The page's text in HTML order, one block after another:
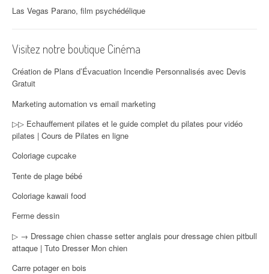
Las Vegas Parano, film psychédélique
Visitez notre boutique Cinéma
Création de Plans d’Évacuation Incendie Personnalisés avec Devis
Gratuit
Marketing automation vs email marketing
▷▷ Echauffement pilates et le guide complet du pilates pour vidéo
pilates | Cours de Pilates en ligne
Coloriage cupcake
Tente de plage bébé
Coloriage kawaii food
Ferme dessin
▷ → Dressage chien chasse setter anglais pour dressage chien pitbull
attaque | Tuto Dresser Mon chien
Carre potager en bois